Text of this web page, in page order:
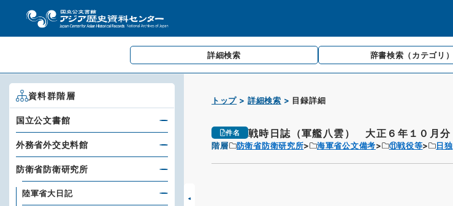
詳細検索 辞書検索 （カテゴリ）
トップ 詳細検索 目録詳細
件名 戦時日誌（軍艦八雲） 大正６年１０月分
階層 防衛省防衛研究所 海軍省公文備考 ⑪戦役等 日独
資料群階層
国立公文書館
外務省外交史料館
防衛省防衛研究所
陸軍省大日記